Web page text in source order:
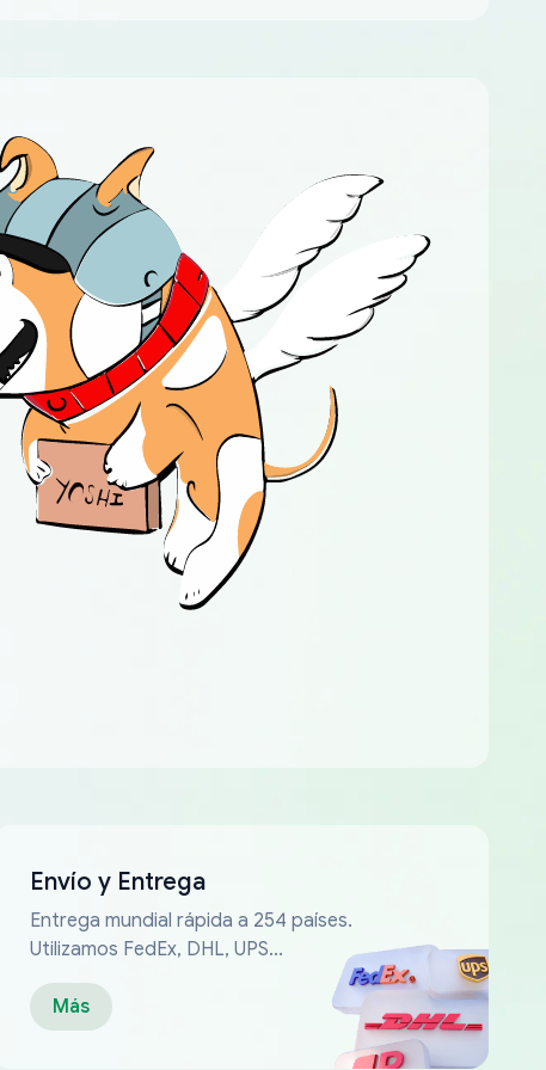
Envío y Entrega
Entrega mundial rápida a 254 países.
Utilizamos FedEx, DHL, UPS...
Más